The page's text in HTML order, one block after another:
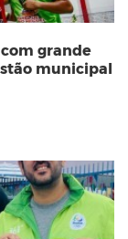
grande
municipal